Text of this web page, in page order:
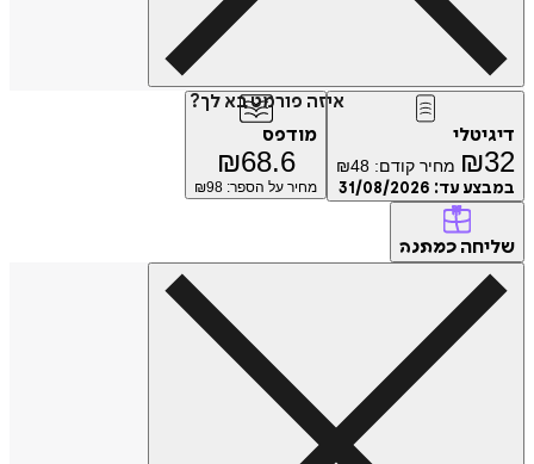
איזה פורמט בא לך?
דיגיטלי
₪32 מחיר קודם: ₪48
במבצע עד: 31/08/2026
מודפס
₪68.6
מחיר על הספר: ₪ 98
שליחה כמתנה